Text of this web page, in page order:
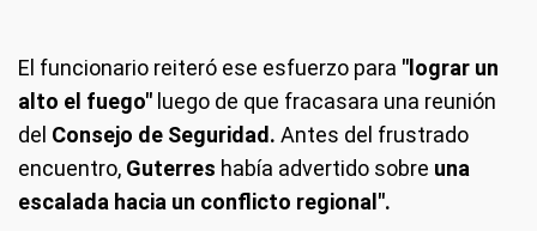
El funcionario reiteró ese esfuerzo para "lograr un
alto el fuego" luego de que fracasara una reunión
del Consejo de Seguridad. Antes del frustrado
encuentro, Guterres había advertido sobre una
escalada hacia un conflicto regional".